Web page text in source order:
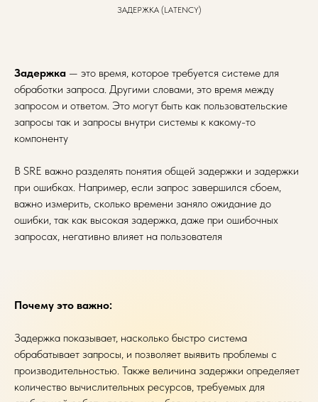
ЗАДЕРЖКА (LATENCY)
Задержка — это время, которое требуется системе для
обработки запроса. Другими словами, это время между
запросом и ответом. Это могут быть как пользовательские
запросы так и запросы внутри системы к какому-то
компоненту
В SRE важно разделять понятия общей задержки и задержки
при ошибках. Например, если запрос завершился сбоем,
важно измерить, сколько времени заняло ожидание до
ошибки, так как высокая задержка, даже при ошибочных
запросах, негативно влияет на пользователя
Почему это важно:
Задержка показывает, насколько быстро система
обрабатывает запросы, и позволяет выявить проблемы с
производительностью. Также величина задержки определяет
количество вычислительных ресурсов, требуемых для